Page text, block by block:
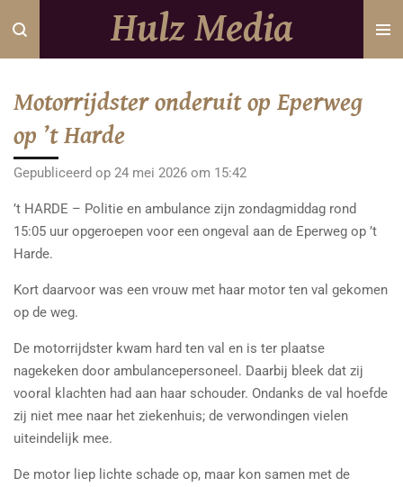
Ga
direct
hoofdinhoud
Hulz Media
Motorrijdster onderuit op Eperweg
op ’t Harde
Gepubliceerd op 24 mei 2026 om 15:42
’t HARDE – Politie en ambulance zijn zondagmiddag rond
15:05 uur opgeroepen voor een ongeval aan de Eperweg op ’t
Harde.
Kort daarvoor was een vrouw met haar motor ten val gekomen
op de weg.
De motorrijdster kwam hard ten val en is ter plaatse
nagekeken door ambulancepersoneel. Daarbij bleek dat zij
vooral klachten had aan haar schouder. Ondanks de val hoefde
zij niet mee naar het ziekenhuis; de verwondingen vielen
uiteindelijk mee.
De motor liep lichte schade op, maar kon samen met de